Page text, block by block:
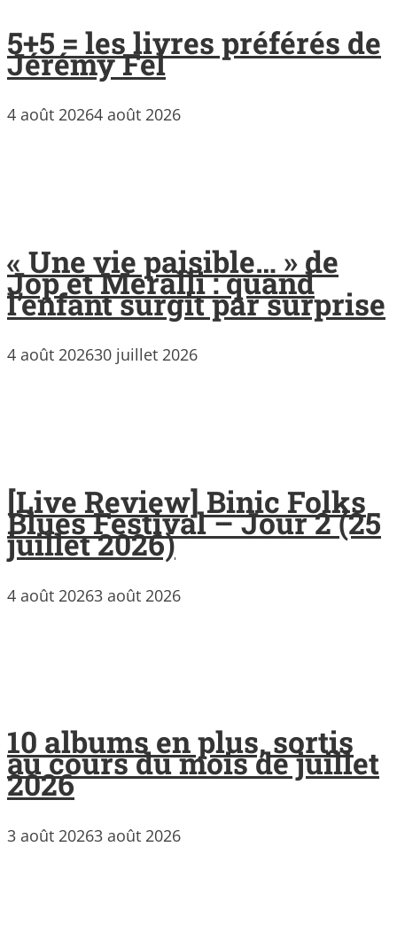
5+5 = les livres préférés de
Jérémy Fel
4 août 20264 août 2026
« Une vie paisible… » de
Jop et Meralli : quand
l’enfant surgit par surprise
4 août 202630 juillet 2026
[Live Review] Binic Folks
Blues Festival – Jour 2 (25
juillet 2026)
4 août 20263 août 2026
10 albums en plus, sortis
au cours du mois de juillet
2026
3 août 20263 août 2026